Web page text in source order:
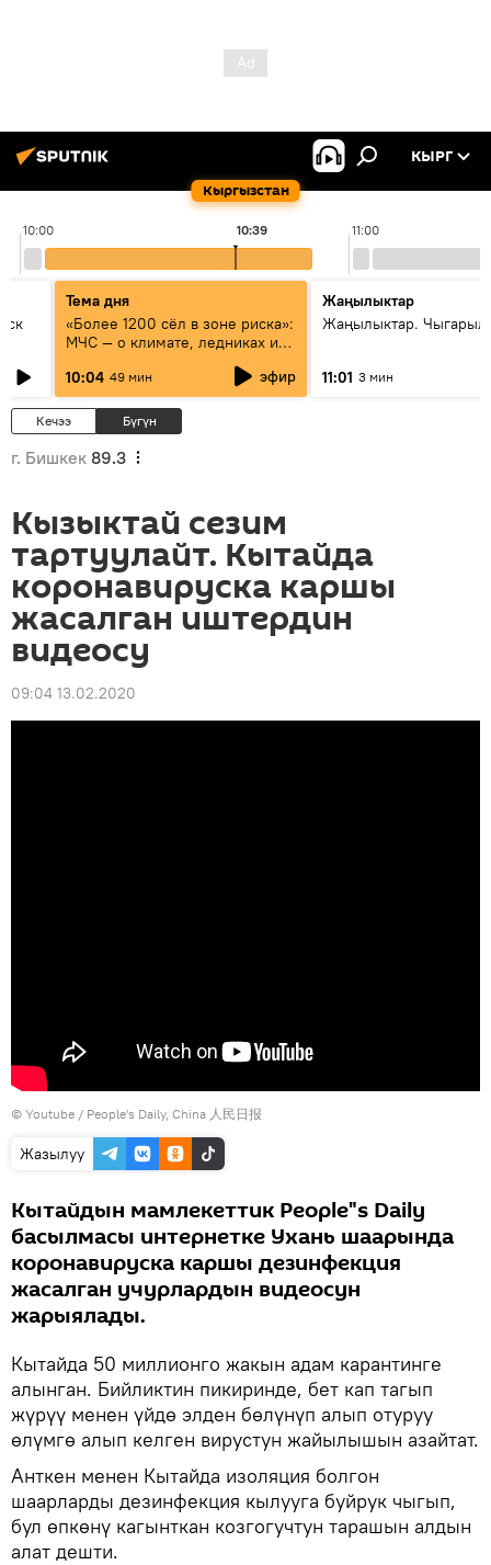
Кыргызстан
КЫРГ
10:00 11:00
10:39
Тема дня
«Более 1200 сёл в зоне риска»:
МЧС — о климате, ледниках и
населения
10:04 49 мин эфир
Жаңылыктар
Жаңылыктар.
11:01 3 мин
Кечээ Бүгүн
г. Бишкек 89.3
Кызыктай сезим
тартуулайт. Кытайда
коронавируска каршы
жасалган иштердин
видеосу
09:04 13.02.2020
© Youtube / People's Daily, China 人民日报
Жазылуу
Кытайдын мамлекеттик People"s Daily
басылмасы интернетке Ухань шаарында
коронавируска каршы дезинфекция
жасалган учурлардын видеосун
жарыялады.
Кытайда 50 миллионго жакын адам карантинге
алынган. Бийликтин пикиринде, бет кап тагып
жүрүү менен үйдө элден бөлүнүп алып отуруу
өлүмгө алып келген вирустун жайылышын азайтат.
Анткен менен Кытайда изоляция болгон
шаарларды дезинфекция кылууга буйрук чыгып,
бул өпкөнү кагынткан козгогучтун тарашын алдын
алат дешти.